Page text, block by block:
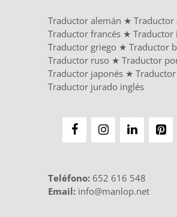
Traductor alemán ★ Traductor
Traductor francés ★ Traductor
Traductor griego ★ Traductor
Traductor ruso ★ Traductor
Traductor japonés ★
Traductor jurado inglés
Teléfono: 652 616 548
Email: info@manlop.net